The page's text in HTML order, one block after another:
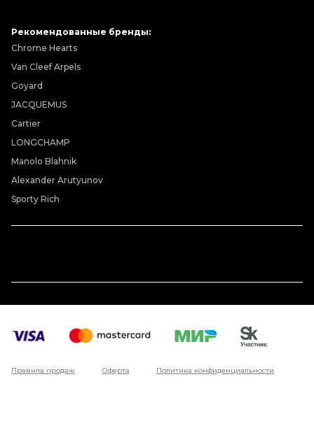
Рекомендованные бренды:
Chrome Hearts
Van Cleef Arpels
Goyard
JACQUEMUS
Cartier
LONGCHAMP
Manolo Blahnik
Alexander Arutyunov
Sporty Rich
Правила продаж Оферта Политика конфиденциальности